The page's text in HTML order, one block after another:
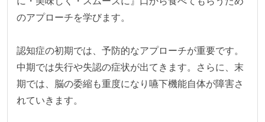
のアプローチを学びます。
認知症の初期では、予防的なアプローチが重要です。
中期では失行や失認の症状が出てきます。さらに、末
期では、脳の委縮も重度になり嚥下機能自体が障害さ
れていきます。